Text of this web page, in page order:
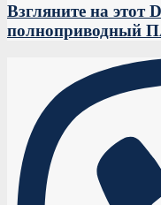
Взгляните на этот
полноприводный